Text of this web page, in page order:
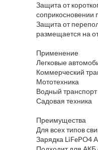
Защита от
соприкосновении
Защита от
размещается на
Применение
Легковые
Коммерческий
Мототехника
Водный транспорт
Садовая техника
Преимущества
Для всех типов
Зарядка LiFePO4